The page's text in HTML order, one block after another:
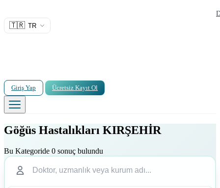
🇹🇷 TR
Giriş Yap Ücretsiz Kayıt Ol
Göğüs Hastalıkları KIRŞEHİR
Bu Kategoride 0 sonuç bulundu